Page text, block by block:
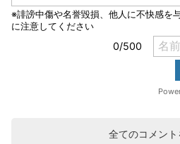
全てのコメント